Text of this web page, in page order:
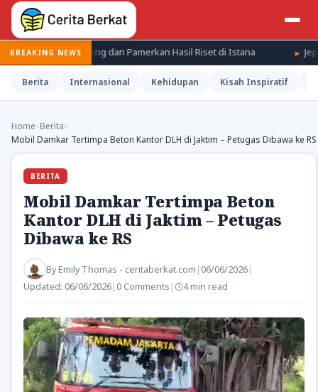
BREAKING NEWS
Diundang dan Pamerkan Hasil Riset di Istana Jepang
Berita Internasional Kehidupan Kisah Inspiratif
Home›Berita›
Mobil Damkar Tertimpa Beton Kantor DLH di Jaktim – Petugas Dibawa ke RS
BERITA
Mobil Damkar Tertimpa Beton
Kantor DLH di Jaktim – Petugas
Dibawa ke RS
ByEmily Thomas - ceritaberkat.com | 06/06/2026|
Updated: 06/06/2026| 0 Comments | 4 min read